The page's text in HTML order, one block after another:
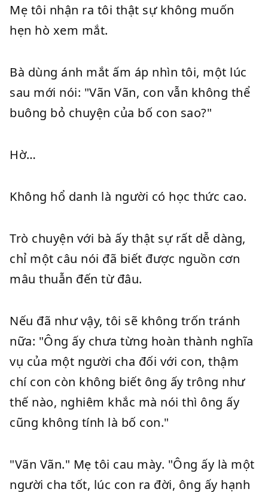
Mẹ tôi nhận ra tôi thật sự không muốn
hẹn hò xem mắt.
Bà dùng ánh mắt ấm áp nhìn tôi, một lúc
sau mới nói: "Vãn Vãn, con vẫn không thể
buông bỏ chuyện của bố con sao?"
Hờ…
Không hổ danh là người có học thức cao.
Trò chuyện với bà ấy thật sự rất dễ dàng,
chỉ một câu nói đã biết được nguồn cơn
mâu thuẫn đến từ đâu.
Nếu đã như vậy, tôi sẽ không trốn tránh
nữa: "Ông ấy chưa từng hoàn thành nghĩa
vụ của một người cha đối với con, thậm
chí con còn không biết ông ấy trông như
thế nào, nghiêm khắc mà nói thì ông ấy
cũng không tính là bố con."
"Vãn Vãn." Mẹ tôi cau mày. "Ông ấy là một
người cha tốt, lúc con ra đời, ông ấy hạnh